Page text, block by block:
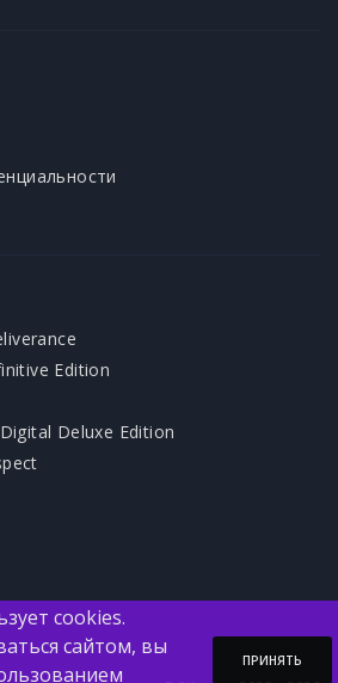
Edition
Deluxe Edition
cookies.
сайтом, вы
ПРИНЯТЬ